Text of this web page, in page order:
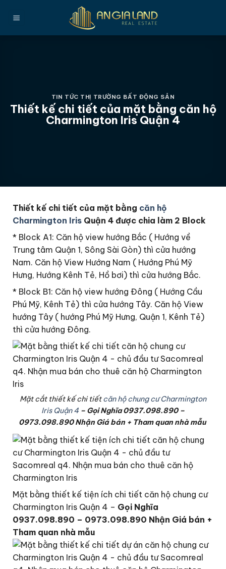
qua
TIN TỨC THỊ TRƯỜNG BẤT ĐỘNG SẢN
Thiết kế chi tiết của mặt bằng căn hộ
Charmington Iris Quận 4
Thiết kế chi tiết của mặt bằng căn hộ
Charmington Iris Quận 4 được chia làm 2 Block
* Block A1: Căn hộ view hướng Bắc ( Hướng về
Trung tâm Quận 1, Sông Sài Gòn) thì cửa hướng
Nam. Căn hộ View Hướng Nam ( Hướng Phú Mỹ
Hưng, Hướng Kênh Tẻ, Hồ bơi) thì cửa hướng Bắc.
* Block B1: Căn hộ view hướng Đông ( Hướng Cầu
Phú Mỹ, Kênh Tẻ) thì cửa hướng Tây. Căn hộ View
hướng Tây ( hướng Phú Mỹ Hưng, Quận 1, Kênh Tẻ)
thì cửa hướng Đông.
Mặt cắt thiết kế chi tiếtcăn hộ chung cư Charmington
Iris Quận 4 – Gọi Nghĩa 0937.098.890 –
0973.098.890 Nhận Giá bán + Tham quan nhà mẫu
Mặt bằng thiết kế tiện ích chi tiết căn hộ chung cư
Charmington Iris Quận 4 – Gọi Nghĩa
0937.098.890 – 0973.098.890 Nhận Giá bán +
Tham quan nhà mẫu